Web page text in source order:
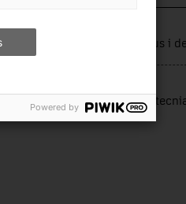
Sectors productius i
Laboratori
Powered by